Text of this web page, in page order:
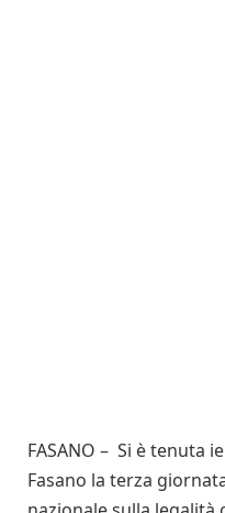
FASANO – Si è tenuta
Fasano la terza